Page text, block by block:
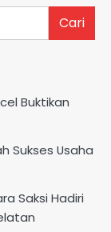
Cari
Buktikan
Sukses Usaha
Saksi Hadiri